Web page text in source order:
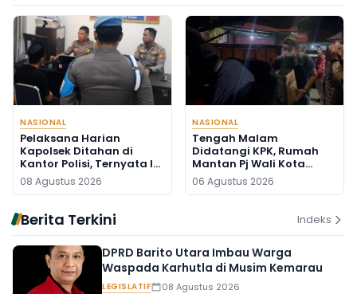
NASIONAL
Pelaksana Harian
Kapolsek Ditahan di
Kantor Polisi, Ternyata Ini
Penyebabnya
08 Agustus 2026
NASIONAL
Tengah Malam
Didatangi KPK, Rumah
Mantan Pj Wali Kota
Digeledah, Empat Koper
Dibawa
06 Agustus 2026
Berita Terkini Indeks
DPRD Barito Utara Imbau Warga
Waspada Karhutla di Musim Kemarau
LEGISLATIF 08 Agustus 2026